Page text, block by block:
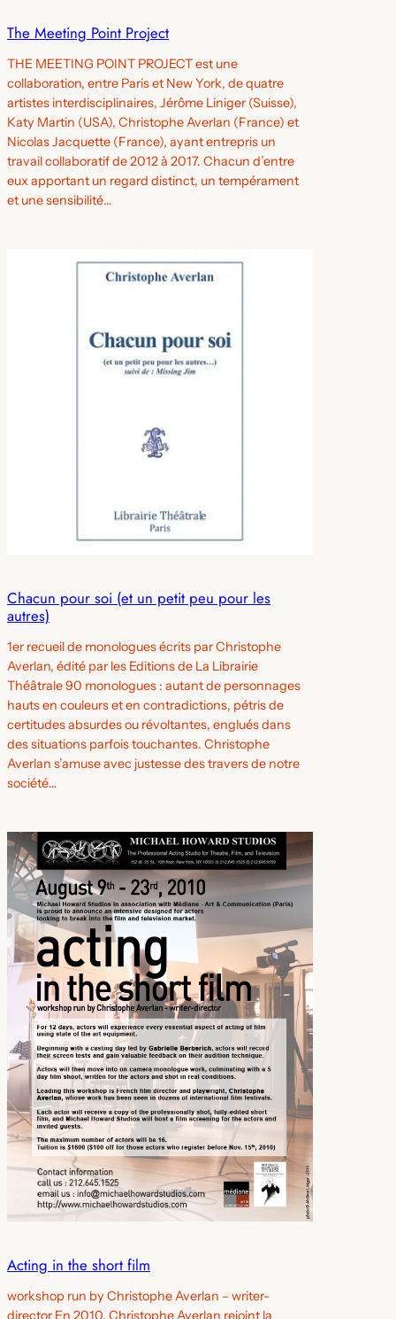
The Meeting Point Project
THE MEETING POINT PROJECT est une
collaboration, entre Paris et New York, de quatre
artistes interdisciplinaires, Jérôme Liniger (Suisse),
Katy Martin (USA), Christophe Averlan (France) et
Nicolas Jacquette (France), ayant entrepris un
travail collaboratif de 2012 à 2017. Chacun d’entre
eux apportant un regard distinct, un tempérament
et une sensibilité…
Chacun pour soi (et un petit peu pour les
autres)
1er recueil de monologues écrits par Christophe
Averlan, édité par les Editions de La Librairie
Théâtrale 90 monologues : autant de personnages
hauts en couleurs et en contradictions, pétris de
certitudes absurdes ou révoltantes, englués dans
des situations parfois touchantes. Christophe
Averlan s’amuse avec justesse des travers de notre
société…
Acting in the short film
workshop run by Christophe Averlan – writer-
director En 2010, Christophe Averlan rejoint la